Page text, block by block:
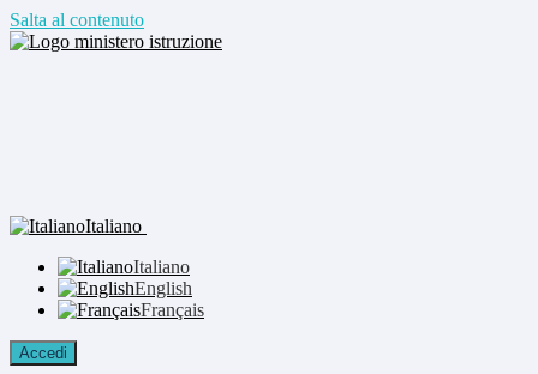
Salta al contenuto
Italiano
Italiano
English
Français
Accedi